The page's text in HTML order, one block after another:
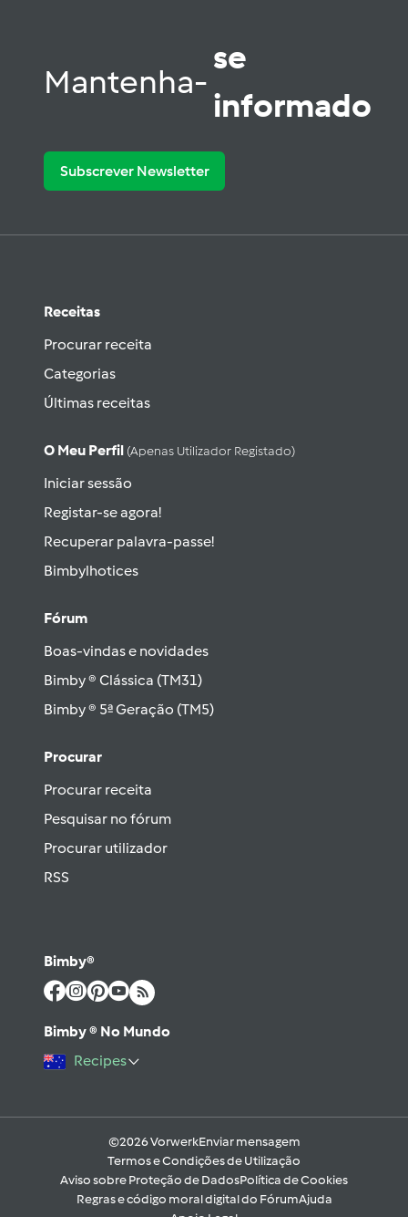
Mantenha-
se
informado
Subscrever Newsletter
Receitas
Procurar receita
Categorias
Últimas receitas
O Meu Perfil (apenas Utilizador Registado)
Iniciar sessão
Registar-se agora!
Recuperar palavra-passe!
Bimbylhotices
Fórum
Boas-vindas e novidades
Bimby ® Clássica (TM31)
Bimby ® 5ª Geração (TM5)
Procurar
Procurar receita
Pesquisar no fórum
Procurar utilizador
RSS
Bimby®
Bimby ® No Mundo
Recipes
©2026 VorwerkEnviar mensagem
Termos e Condições de Utilização
Aviso sobre Proteção de DadosPolítica de Cookies
Regras e código moral digital do FórumAjuda